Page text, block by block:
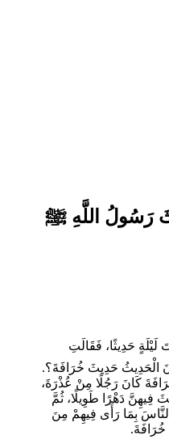
565: «حَدَّثَ رَسُولُ اللَّهِ ﷺ
حَدِيثًا، فَقَالَتِ
الْحَدِيثُ حَدِيثَ خُرَافَةَ؟.
كَانَ رَجُلًا مِنْ عُذْرَةَ،
فِيهِنَّ دَهْرًا طَوِيلًا، ثُمَّ
بِمَا رَأَى فِيهِمْ مِنَ
خُرَافَةَ.